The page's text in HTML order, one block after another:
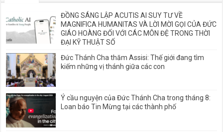
ĐỒNG SÁNG LẬP ACUTIS AI SUY TƯ VỀ
MAGNIFICA HUMANITAS VÀ LỜI MỜI GỌI CỦA ĐỨC
GIÁO HOÀNG ĐỐI VỚI CÁC MÔN ĐỆ TRONG THỜI
ĐẠI KỸ THUẬT SỐ
Đức Thánh Cha thăm Assisi: Thế giới đang tìm
kiếm những vị thánh giữa các con
Ý cầu nguyện của Đức Thánh Cha trong tháng 8:
Loan báo Tin Mừng tại các thành phố